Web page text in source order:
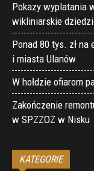
Pokazy wyplatania
wikliniarskie
Ponad 80 tys. zł
i miasta Ulanów
W hołdzie ofiarom
Zakończenie
w SPZZOZ w Nisku
KATEGORIE